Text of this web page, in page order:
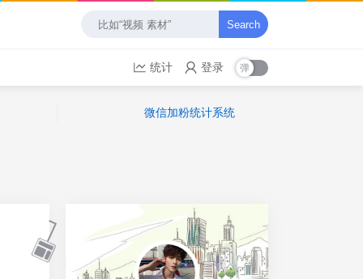
Search
统计 登录
微信加粉统计系统